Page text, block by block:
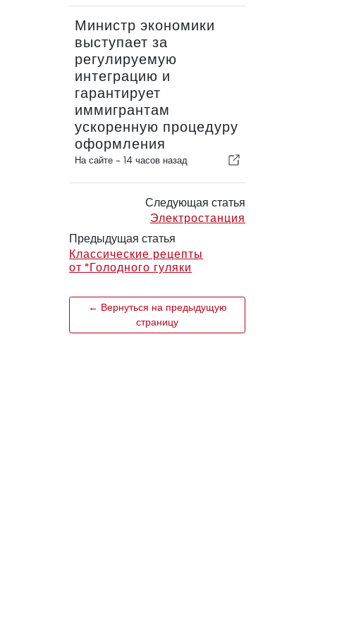
Министр экономики
выступает за
регулируемую
интеграцию и
гарантирует
иммигрантам
ускоренную процедуру
оформления
На сайте - 14 часов назад
Следующая статья
Электростанция
Предыдущая статья
Классические рецепты
от "Голодного гуляки
← Вернуться на предыдущую
страницу